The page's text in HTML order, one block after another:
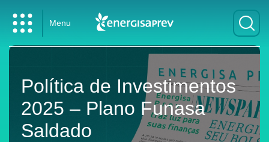
Menu
Política de Investimentos
2025 – Plano Funasa
Saldado